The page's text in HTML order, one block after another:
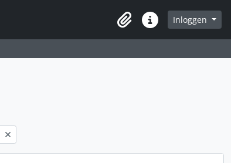
ClipboardQuick linksInloggen